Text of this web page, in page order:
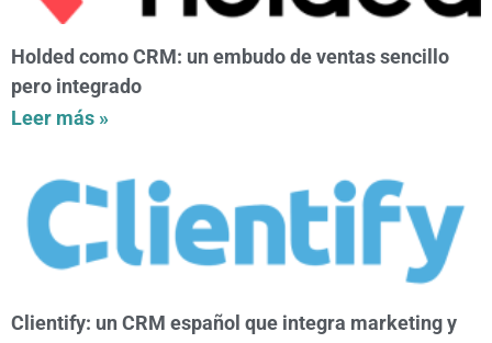
Holded como CRM: un embudo de ventas sencillo
pero integrado
Leer más »
Clientify: un CRM español que integra marketing y